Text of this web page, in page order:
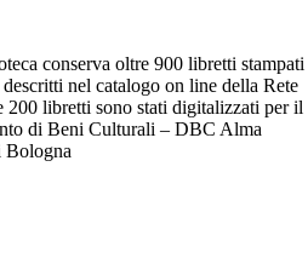
conserva oltre 900 libretti stampati
nel catalogo on line della Rete
libretti sono stati digitalizzati per il
di Beni Culturali – DBC Alma
Bologna